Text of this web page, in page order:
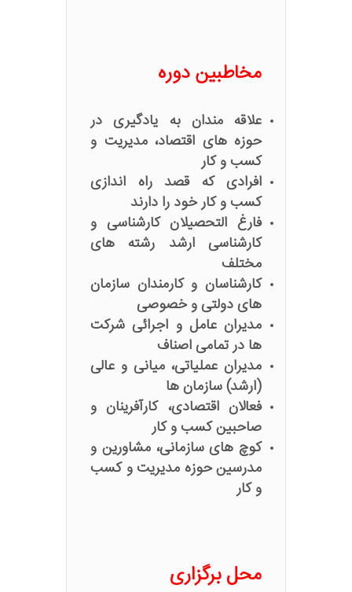
مخاطبین دوره
علاقه مندان به یادگیری در
حوزه های اقتصاد، مدیریت و
کسب و کار
افرادی که قصد راه اندازی
کسب و کار خود را دارند
فارغ التحصیلان کارشناسی و
کارشناسی ارشد رشته های
مختلف
کارشناسان و کارمندان سازمان
های دولتی و خصوصی
مدیران عامل و اجرائی شرکت
ها در تمامی اصناف
مدیران عملیاتی، میانی و عالی
(ارشد) سازمان ها
فعالان اقتصادی، کارآفرینان و
صاحبین کسب و کار
کوچ های سازمانی، مشاورین و
مدرسین حوزه مدیریت و کسب
و کار
محل برگزاری